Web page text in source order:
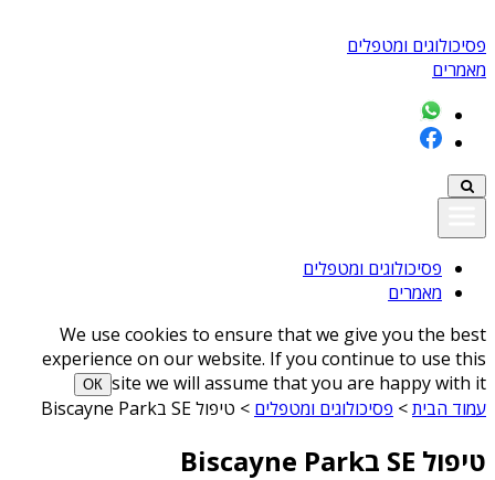
פסיכולוגים ומטפלים
מאמרים
פסיכולוגים ומטפלים
מאמרים
We use cookies to ensure that we give you the best
experience on our website. If you continue to use this
site we will assume that you are happy with it
ОК
עמוד הבית> פסיכולוגים ומטפלים > טיפול SE בBiscayne Park
טיפול SE בBiscayne Park